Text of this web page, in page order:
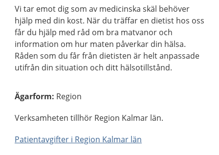
Vi tar emot dig som av medicinska skäl behöver
hjälp med din kost. När du träffar en dietist hos oss
får du hjälp med råd om bra matvanor och
information om hur maten påverkar din hälsa.
Råden som du får från dietisten är helt anpassade
utifrån din situation och ditt hälsotillstånd.
Ägarform: Region
Verksamheten tillhör Region Kalmar län.
Patientavgifter i Region Kalmar län